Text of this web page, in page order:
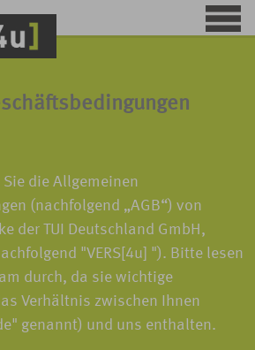
die Allgemeinen
(nachfolgend „AGB“) von
der TUI Deutschland GmbH,
"VERS[4u] "). Bitte lesen
durch, da sie wichtige
Verhältnis zwischen Ihnen
genannt) und uns enthalten.